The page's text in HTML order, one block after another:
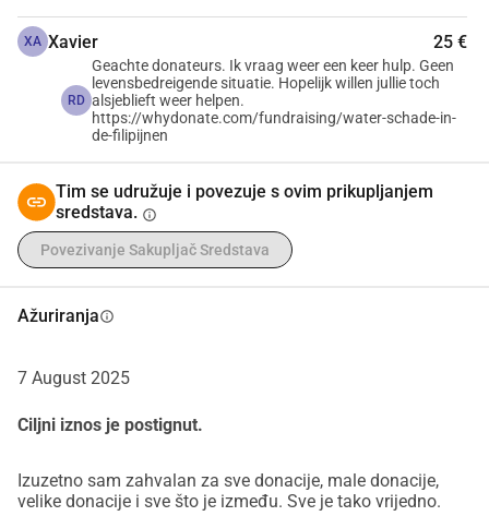
možete pronaći ovdje:
Engleski:
https://docs.google.com/document/d/1ghq9YSbRJoX0Xd
wpwa-VYty-sw0-LPioGdtJRa3KM70
Nizozemski:
https://docs.google.com/document/d/1IOqMb37V6ZLTr4l
oPhdcccSTYiFoSF_u_qlCmmiMQHM
XA Xavier 25 €
RD
Geachte donateurs. Ik vraag weer een keer hulp. Geen
levensbedreigende situatie. Hopelijk willen jullie toch
alsjeblieft weer helpen.
https://whydonate.com/fundraising/water-schade-in-
de-filipijnen
Tim se udružuje i povezuje s ovim prikupljanjem
sredstava. info
Povezivanje Sakupljač Sredstava
Ažuriranjainfo
7 August 2025
Ciljni iznos je postignut.
Izuzetno sam zahvalan za sve donacije, male donacije,
velike donacije i sve što je između. Sve je tako vrijedno.